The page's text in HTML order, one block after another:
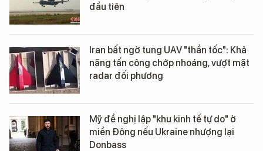
đầu tiên
Iran bất ngờ tung UAV "thần tốc": Khả
năng tấn công chớp nhoáng, vượt mặt
radar đối phương
Mỹ đề nghị lập "khu kinh tế tự do" ở
miền Đông nếu Ukraine nhượng lại
Donbass